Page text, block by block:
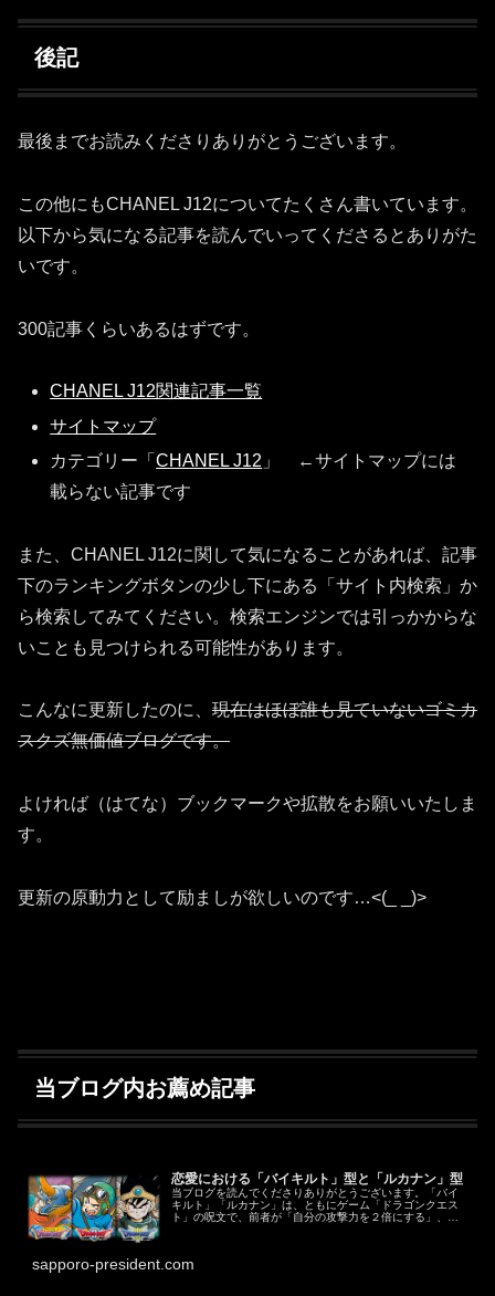
後記
最後までお読みくださりありがとうございます。
この他にもCHANEL J12についてたくさん書いています。
以下から気になる記事を読んでいってくださるとありがた
いです。
300記事くらいあるはずです。
CHANEL J12関連記事一覧
サイトマップ
カテゴリー「CHANEL J12 」 ←サイトマップには
載らない記事です
また、CHANEL J12に関して気になることがあれば、記事
下のランキングボタンの少し下にある「サイト内検索」か
ら検索してみてください。検索エンジンでは引っかからな
いことも見つけられる可能性があります。
こんなに更新したのに、 現在はほぼ誰も見ていないゴミカ
スクズ無価値ブログです。
よければ（はてな）ブックマークや拡散をお願いいたしま
す。
更新の原動力として励ましが欲しいのです…<(_ _)>
当ブログ内お薦め記事
恋愛における「バイキルト」型と「ルカナン」型
当ブログを読んでくださりありがとうございます。「バイ
キルト」「ルカナン」は、ともにゲーム「ドラゴンクエス
ト」の呪文で、前者が「自分の攻撃力を２倍にする」、後
sapporo-president.com